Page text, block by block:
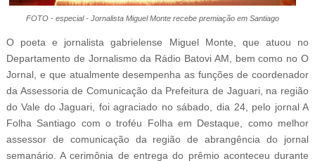
FOTO - especial - Jornalista Miguel Monte recebe premiação em Santiago
O poeta e jornalista gabrielense Miguel Monte, que atuou no
Departamento de Jornalismo da Rádio Batovi AM, bem como no O
Jornal, e que atualmente desempenha as funções de coordenador
da Assessoria de Comunicação da Prefeitura de Jaguari, na região
do Vale do Jaguari, foi agraciado no sábado, dia 24, pelo jornal A
Folha Santiago com o troféu Folha em Destaque, como melhor
assessor de comunicação da região de abrangência do jornal
semanário. A cerimônia de entrega do prêmio aconteceu durante